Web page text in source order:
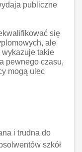
publiczne
się
ale
wykazuje takie
pewnego czasu,
mogą ulec
i trudna do
szkół